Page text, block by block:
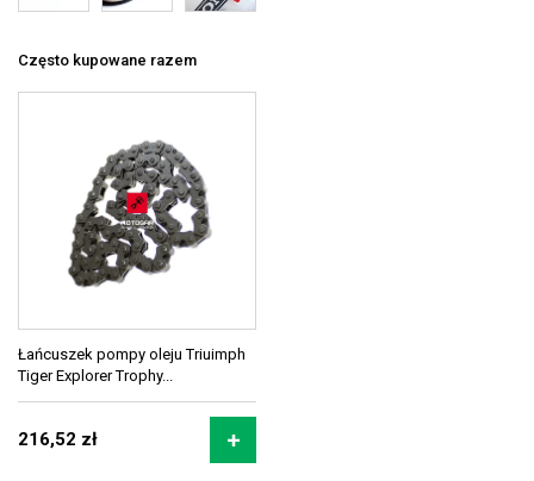
Często kupowane razem
Łańcuszek pompy oleju Triuimph
Tiger Explorer Trophy...
216,52 zł